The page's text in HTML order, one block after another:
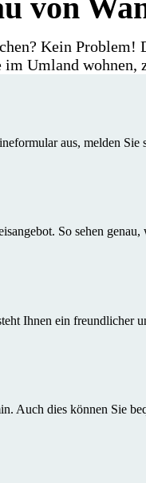
von
Kein
im Umland
aus, melden
So sehen
Ihnen ein freundlicher
Auch dies können Sie